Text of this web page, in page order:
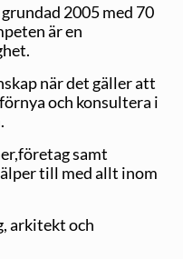
2005 med 70
är en
när det gäller att
och konsultera i
samt
till med allt inom
arkitekt och